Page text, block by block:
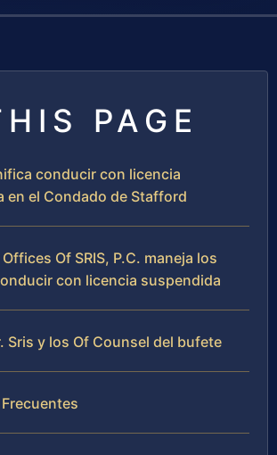
PAGE
conducir con licencia
en el Condado de Stafford
Of SRIS, P.C. maneja los
con licencia suspendida
Sris y los Of Counsel del bufete